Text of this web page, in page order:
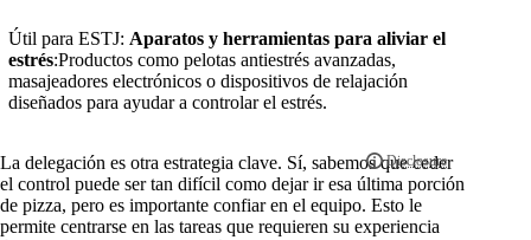
Útil para ESTJ: Aparatos y herramientas para aliviar el
estrés:Productos como pelotas antiestrés avanzadas,
masajeadores electrónicos o dispositivos de relajación
diseñados para ayudar a controlar el estrés.
La delegación es otra estrategia clave. Sí, sabemos que ceder
el control puede ser tan difícil como dejar ir esa última porción
de pizza, pero es importante confiar en el equipo. Esto le
permite centrarse en las tareas que requieren su experiencia